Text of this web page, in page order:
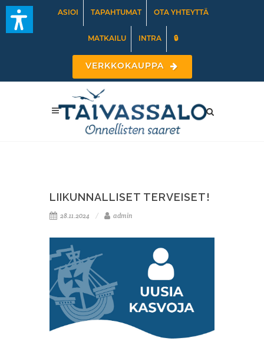
ASIOI TAPAHTUMAT OTA YHTEYTTÄ
MATKAILU INTRA 🔒
VERKKOKAUPPA
LIIKUNNALLISET TERVEISET!
28.11.2024 admin